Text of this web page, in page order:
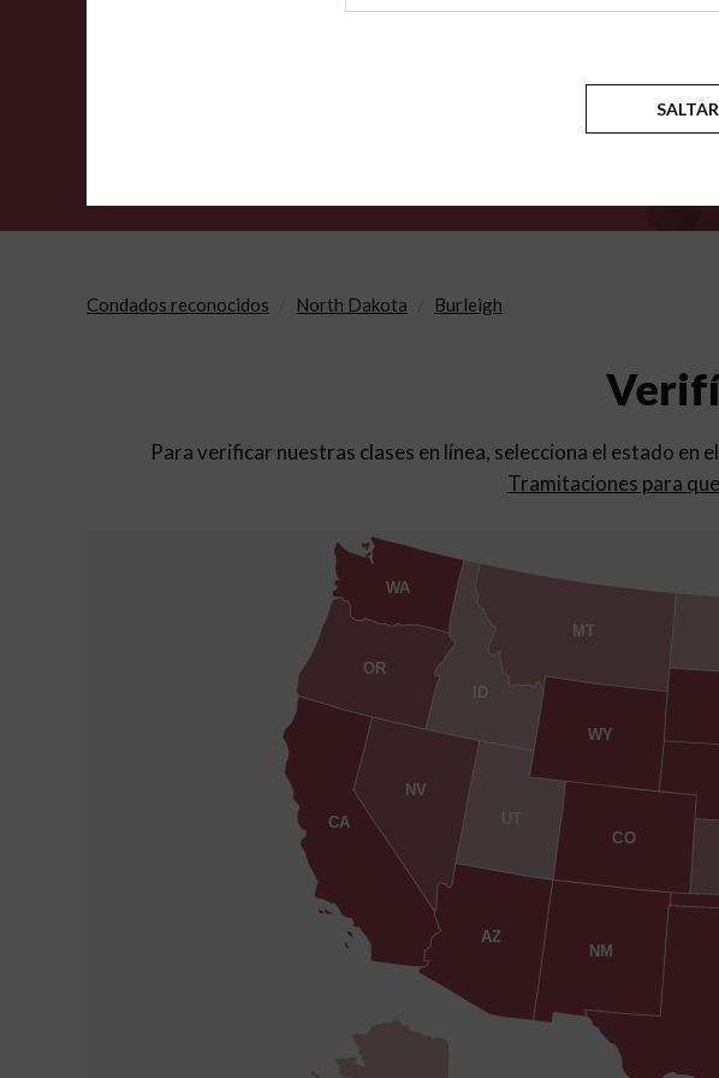
Condados reconocidos North Dakota Burleigh
Para verificar nuestras clases en línea, selecciona el estado en
Tramitaciones para
AZ
CA
CO
ID
MT
NV
NM
OR
UT
WA
WY
SALTAR